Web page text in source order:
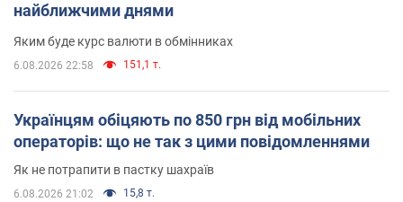
найближчими днями
Яким буде курс валюти в обмінниках
6.08.2026 22:58 151,1 т.
Українцям обіцяють по 850 грн від мобільних
операторів: що не так з цими повідомленнями
Як не потрапити в пастку шахраїв
6.08.2026 21:02 15,8 т.